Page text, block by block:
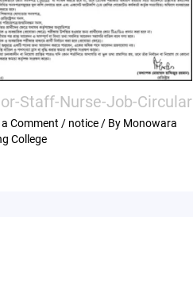
Staff-Nurse-Job-Circular
a Comment / notice/ By Monowara
College